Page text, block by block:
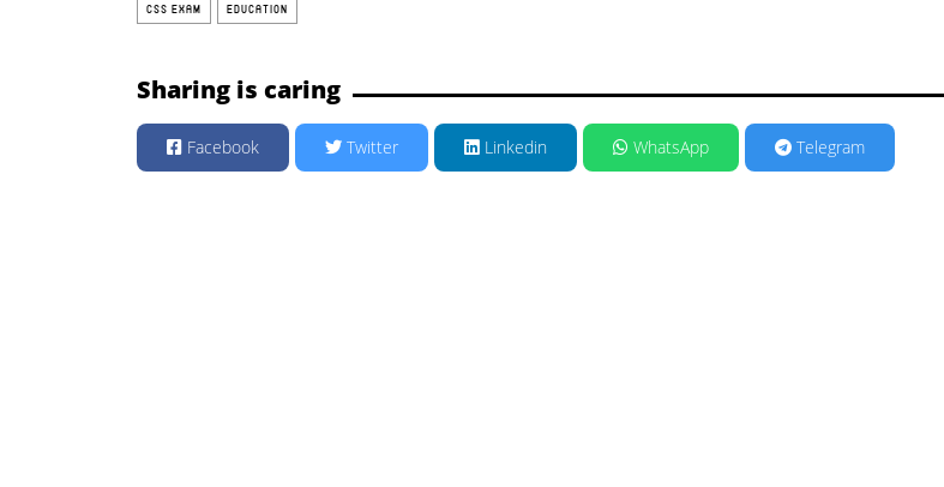
CSS EXAM EDUCATION
Sharing is caring
Facebook Twitter Linkedin WhatsApp Telegram